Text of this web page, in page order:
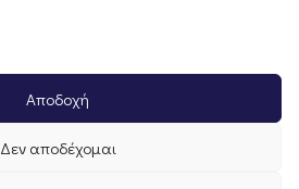
Αποδοχή
Δεν αποδέχομαι